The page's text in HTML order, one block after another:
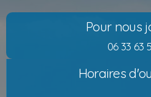
Pour nous
06 33 63
Horaires